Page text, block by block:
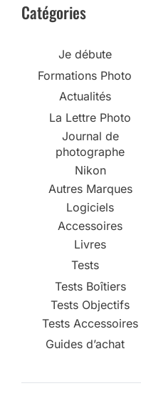
Catégories
Je débute
Formations Photo
Actualités
La Lettre Photo
Journal de
photographe
Nikon
Autres Marques
Logiciels
Accessoires
Livres
Tests
Tests Boîtiers
Tests Objectifs
Tests Accessoires
Guides d’achat